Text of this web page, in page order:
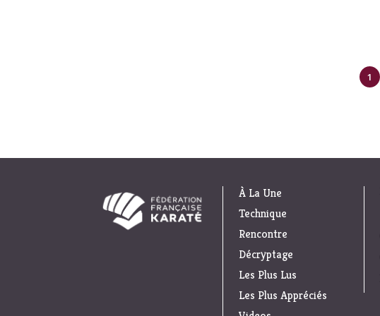
1
À La Une
Technique
Rencontre
Décryptage
Les Plus Lus
Les Plus Appréciés